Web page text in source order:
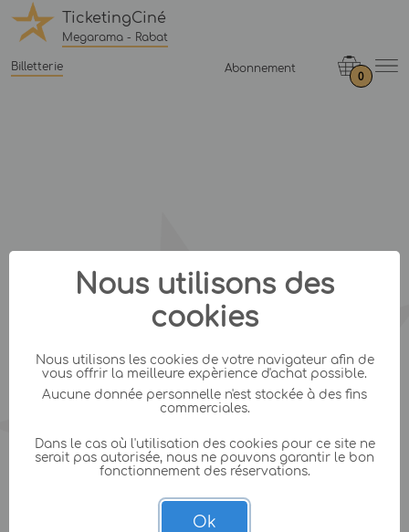
TicketingCiné
Megarama - Rabat
Billetterie Abonnement
0
Nous utilisons des
cookies
Nous utilisons les cookies de votre navigateur afin de
vous offrir la meilleure expèrience d'achat possible.
Aucune donnée personnelle n'est stockée à des fins
commerciales.
Dans le cas où l'utilisation des cookies pour ce site ne
serait pas autorisée, nous ne pouvons garantir le bon
fonctionnement des réservations.
Ok